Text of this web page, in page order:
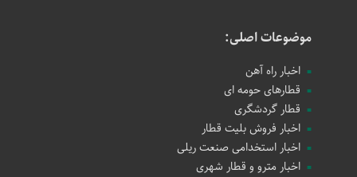
موضوعات اصلی:
اخبار راه آهن
قطارهای حومه ای
قطار گردشگری
اخبار فروش بلیت قطار
اخبار استخدامی صنعت ریلی
اخبار مترو و قطار شهری